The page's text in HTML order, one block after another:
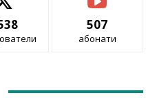
507
абонати